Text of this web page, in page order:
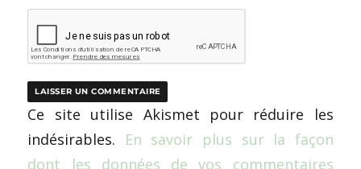
Ce site utilise Akismet pour réduire les
indésirables. En savoir plus sur la façon
dont les données de vos commentaires